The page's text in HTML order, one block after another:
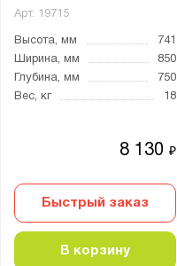
Арт. 19715
Высота, мм
741
Ширина, мм
850
Глубина, мм
750
Вес, кг
18
8 130₽
Быстрый заказ
В корзину